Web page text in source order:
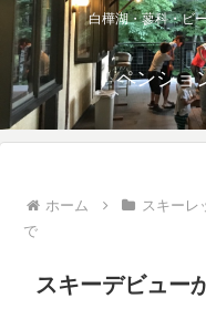
白樺湖・蓼科・ビ
ペンショ
ホーム スキーレ
で
スキーデビュー